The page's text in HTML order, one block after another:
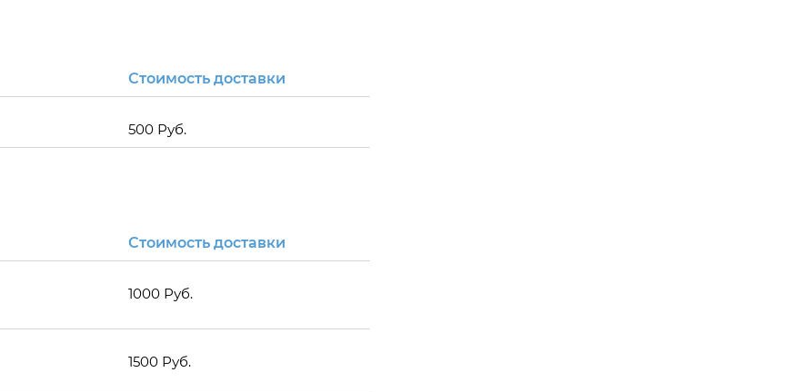
Стоимость доставки
500 Руб.
Стоимость доставки
1000 Руб.
1500 Руб.